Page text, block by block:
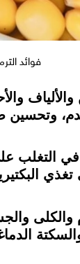
فوائد
وتحسين
التغلب